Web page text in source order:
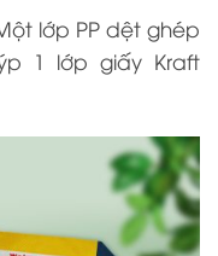
lớp PP dệt ghép
1 lớp giấy Kraft